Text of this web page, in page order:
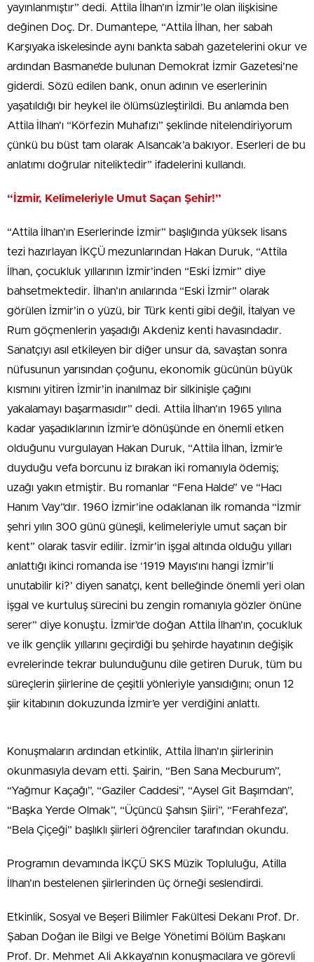
yayınlanmıştır” dedi. Attila İlhan’ın İzmir’le olan ilişkisine
değinen Doç. Dr. Dumantepe, “Attila İlhan, her sabah
Karşıyaka iskelesinde aynı bankta sabah gazetelerini okur ve
ardından Basmane’de bulunan Demokrat İzmir Gazetesi’ne
giderdi. Sözü edilen bank, onun adının ve eserlerinin
yaşatıldığı bir heykel ile ölümsüzleştirildi. Bu anlamda ben
Attila İlhan’ı “Körfezin Muhafızı” şeklinde nitelendiriyorum
çünkü bu büst tam olarak Alsancak’a bakıyor. Eserleri de bu
anlatımı doğrular niteliktedir” ifadelerini kullandı.
“İzmir, Kelimeleriyle Umut Saçan Şehir!”
“Attila İlhan’ın Eserlerinde İzmir” başlığında yüksek lisans
tezi hazırlayan İKÇÜ mezunlarından Hakan Duruk, “Attila
İlhan, çocukluk yıllarının İzmir’inden “Eski İzmir” diye
bahsetmektedir. İlhan’ın anılarında “Eski İzmir” olarak
görülen İzmir’in o yüzü, bir Türk kenti gibi değil, İtalyan ve
Rum göçmenlerin yaşadığı Akdeniz kenti havasındadır.
Sanatçıyı asıl etkileyen bir diğer unsur da, savaştan sonra
nüfusunun yarısından çoğunu, ekonomik gücünün büyük
kısmını yitiren İzmir’in inanılmaz bir silkinişle çağını
yakalamayı başarmasıdır” dedi. Attila İlhan’ın 1965 yılına
kadar yaşadıklarının İzmir’e dönüşünde en önemli etken
olduğunu vurgulayan Hakan Duruk, “Attila İlhan, İzmir’e
duyduğu vefa borcunu iz bırakan iki romanıyla ödemiş;
uzağı yakın etmiştir. Bu romanlar “Fena Halde” ve “Hacı
Hanım Vay”dır. 1960 İzmir’ine odaklanan ilk romanda “İzmir
şehri yılın 300 günü güneşli, kelimeleriyle umut saçan bir
kent” olarak tasvir edilir. İzmir’in işgal altında olduğu yılları
anlattığı ikinci romanda ise ‘1919 Mayıs’ını hangi İzmir’li
unutabilir ki?’ diyen sanatçı, kent belleğinde önemli yeri olan
işgal ve kurtuluş sürecini bu zengin romanıyla gözler önüne
serer” diye konuştu. İzmir’de doğan Attila İlhan’ın, çocukluk
ve ilk gençlik yıllarını geçirdiği bu şehirde hayatının değişik
evrelerinde tekrar bulunduğunu dile getiren Duruk, tüm bu
süreçlerin şiirlerine de çeşitli yönleriyle yansıdığını; onun 12
şiir kitabının dokuzunda İzmir’e yer verdiğini anlattı.
Konuşmaların ardından etkinlik, Attila İlhan’ın şiirlerinin
okunmasıyla devam etti. Şairin, “Ben Sana Mecburum”,
“Yağmur Kaçağı”, “Gaziler Caddesi”, “Aysel Git Başımdan”,
“Başka Yerde Olmak”, “Üçüncü Şahsın Şiiri”, “Ferahfeza”,
“Bela Çiçeği” başlıklı şiirleri öğrenciler tarafından okundu.
Programın devamında İKÇÜ SKS Müzik Topluluğu, Atilla
İlhan’ın bestelenen şiirlerinden üç örneği seslendirdi.
Etkinlik, Sosyal ve Beşeri Bilimler Fakültesi Dekanı Prof. Dr.
Şaban Doğan ile Bilgi ve Belge Yönetimi Bölüm Başkanı
Prof. Dr. Mehmet Ali Akkaya’nın konuşmacılara ve görevli